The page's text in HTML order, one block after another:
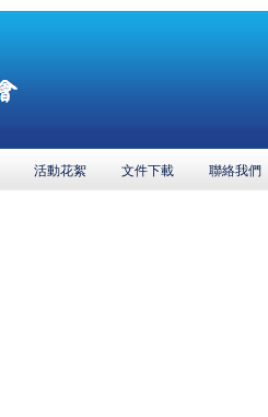
活動花絮 文件下載 聯絡我們